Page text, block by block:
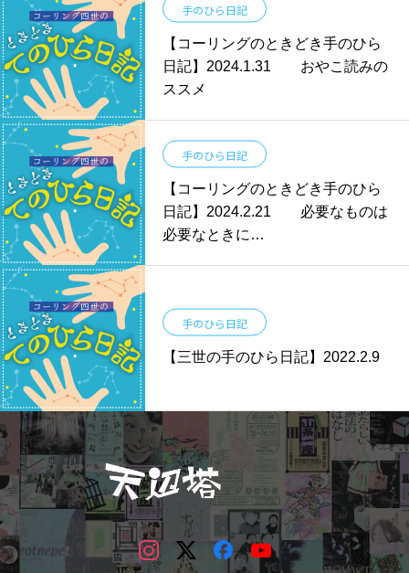
手のひら日記
【コーリングのときどき手のひら
日記】2024.1.31 おやこ読みの
ススメ
手のひら日記
【コーリングのときどき手のひら
日記】2024.2.21 必要なものは
必要なときに…
手のひら日記
【三世の手のひら日記】2022.2.9